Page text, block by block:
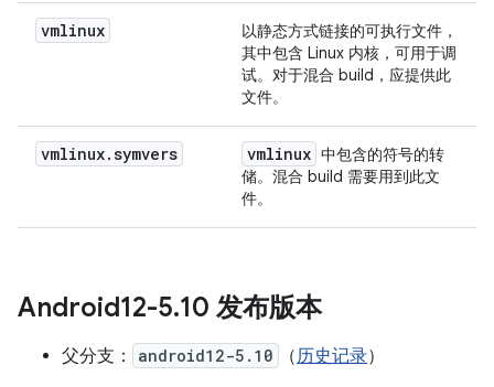
vmlinux
以静态方式链接的可执行文件，
其中包含 Linux 内核，可用于调
试。对于混合 build，应提供此
文件。
vmlinux.symvers vmlinux 中包含的符号的转
储。混合 build 需要用到此文
件。
Android12-5.10 发布版本
父分支： android12-5.10 （历史记录）